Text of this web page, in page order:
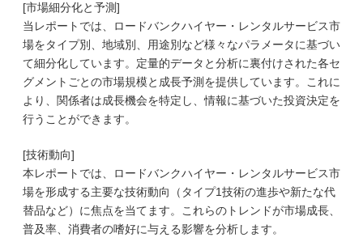
[市場細分化と予測]
当レポートでは、ロードバンクハイヤー・レンタルサービス市
場をタイプ別、地域別、用途別など様々なパラメータに基づい
て細分化しています。定量的データと分析に裏付けされた各セ
グメントごとの市場規模と成長予測を提供しています。これに
より、関係者は成長機会を特定し、情報に基づいた投資決定を
行うことができます。
[技術動向]
本レポートでは、ロードバンクハイヤー・レンタルサービス市
場を形成する主要な技術動向（タイプ1技術の進歩や新たな代
替品など）に焦点を当てます。これらのトレンドが市場成長、
普及率、消費者の嗜好に与える影響を分析します。